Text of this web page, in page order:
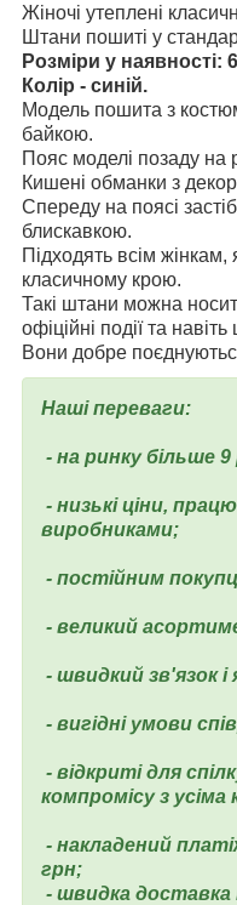
Жіночі утеплені
Штани пошиті у
Розміри у наявності:
Колір - синій.
Модель пошита з
байкою.
Пояс моделі позаду на
Кишені обманки з
Спереду на поясі
блискавкою.
Підходять всім жінкам,
класичному крою.
Такі штани можна
офіційні події та
Вони добре
Наші переваги: ​​
- на ринку більше 9
- низькі ціни,
виробниками;
- постійним
- великий
- швидкий зв'язок і
- вигідні умови
- відкриті для
компромісу з усіма
- накладений
грн;
- швидка доставка